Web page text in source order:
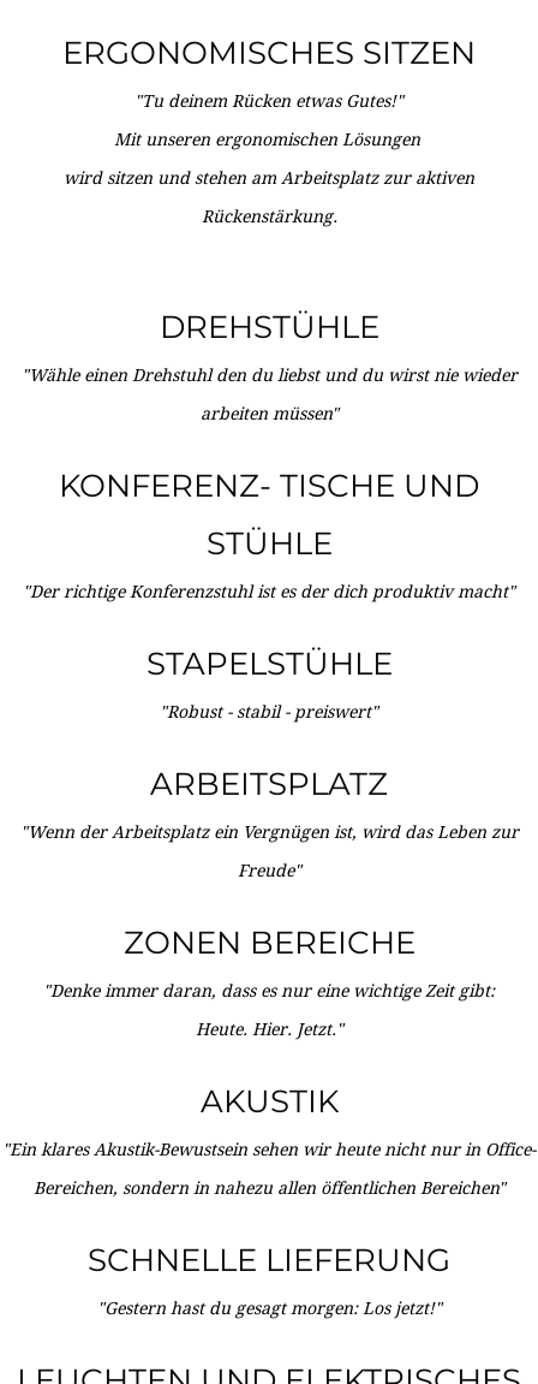
ERGONOMISCHES SITZEN
"Tu deinem Rücken etwas Gutes!"
Mit unseren ergonomischen Lösungen
wird sitzen und stehen am Arbeitsplatz zur aktiven
Rückenstärkung.
DREHSTÜHLE
"Wähle einen Drehstuhl den du liebst und du wirst nie wieder
arbeiten müssen"
KONFERENZ- TISCHE UND
STÜHLE
"Der richtige Konferenzstuhl ist es der dich produktiv macht"
STAPELSTÜHLE
"Robust - stabil - preiswert"
ARBEITSPLATZ
"Wenn der Arbeitsplatz ein Vergnügen ist, wird das Leben zur
Freude"
ZONEN BEREICHE
"Denke immer daran, dass es nur eine wichtige Zeit gibt:
Heute. Hier. Jetzt."
AKUSTIK
"Ein klares Akustik-Bewustsein sehen wir heute nicht nur in Office-
Bereichen, sondern in nahezu allen öffentlichen Bereichen"
SCHNELLE LIEFERUNG
"Gestern hast du gesagt morgen: Los jetzt!"